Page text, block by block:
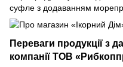
суфле з додаванням
Переваги продукції з
компанії ТОВ